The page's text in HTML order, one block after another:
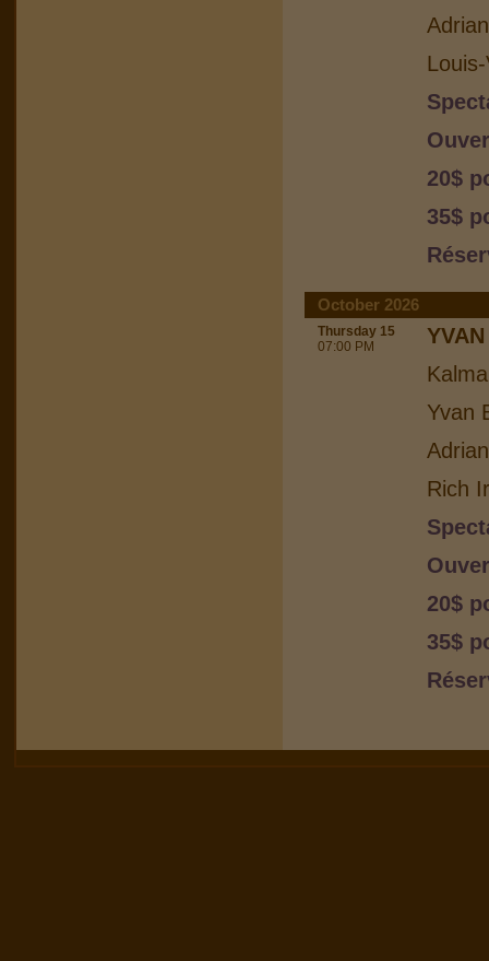
20$
35$
October 2026
Thursday 15
07:00 PM
Yvan
Rich
20$
35$